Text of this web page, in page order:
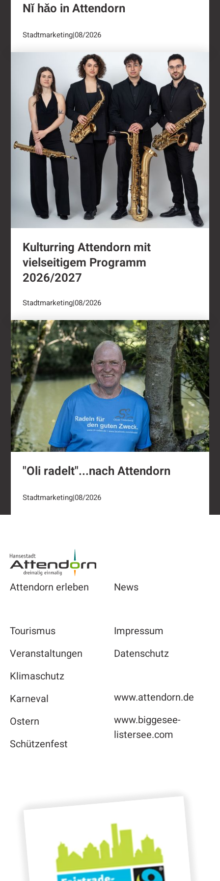
Nǐ hǎo in Attendorn
Stadtmarketing|08/2026
Kulturring Attendorn mit vielseitigem
Kulturring Attendorn mit
vielseitigem Programm
2026/2027
Stadtmarketing|08/2026
"Oli radelt"...nach Attendorn
"Oli radelt"...nach Attendorn
Stadtmarketing|08/2026
Attendorn erleben
Tourismus
Veranstaltungen
Klimaschutz
Karneval
Ostern
Schützenfest
News
Impressum
Datenschutz
www.attendorn.de
www.biggesee-
listersee.com